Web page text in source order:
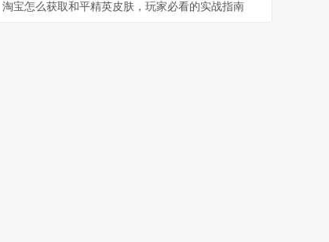
淘宝怎么获取和平精英皮肤，玩家必看的实战指南